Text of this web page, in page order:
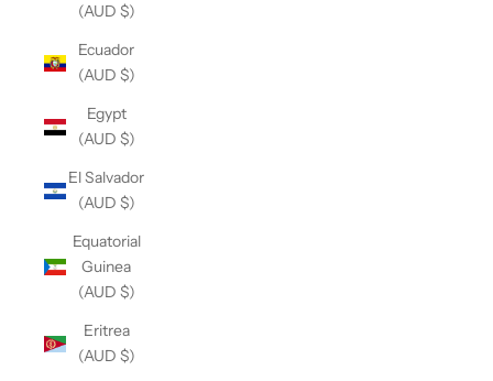
(AUD $)
Ecuador
(AUD $)
Egypt
(AUD $)
El Salvador
(AUD $)
Equatorial
Guinea
(AUD $)
Eritrea
(AUD $)